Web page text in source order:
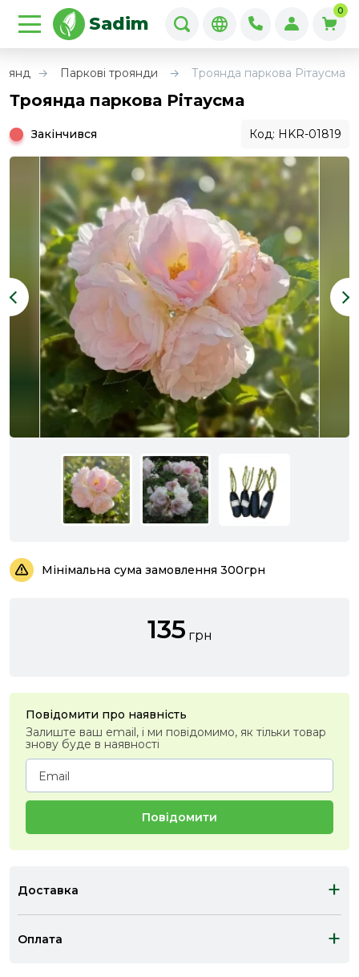
Sadim
0
Паркові троянди Троянда паркова Рітаусма
Троянда паркова Рітаусма
Закінчився Код: HKR-01819
Мінімальна сума замовлення 300грн
135 грн
Повідомити про наявність
Залиште ваш email, і ми повідомимо, як тільки товар
знову буде в наявності
Повідомити
Доставка +
Оплата +